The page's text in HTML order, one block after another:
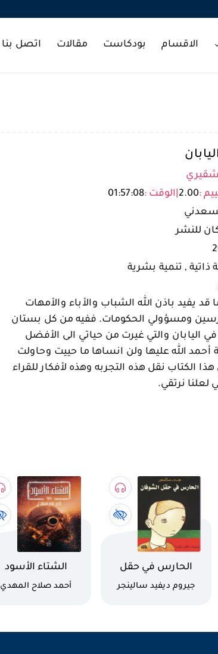
الاقسام بودكاست مقالات اتصل بنا
:
2.00 الوقت :01:57:08
للنشر
ذاتية , تنمية بشرية
قد يفيد باذن الله الشباب والأباء والأمهات
ومسؤولي الحكومات. ففيه من كل بستان
اليابان والتي غيرت من حياتي الى الأفضل
أحمد الله عليها ولن انساها ما حييت وحاولت
الكتاب نقل هذه التجربه وهذه لأفكار للقراء
لعلنا نرتقي.
اسم الكتاب
الحارس في حقل
الشوفانكاتب
جيروم ديفيد سالينجر
اسم الكتاب
الشتاء الأسود
كاتب
أحمد صلاح المهدي